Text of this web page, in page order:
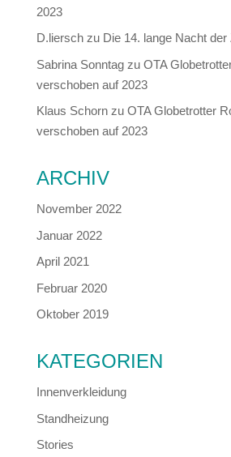
2023
D.lierschzu Die 14. lange Nacht der
Sabrina Sonntagzu OTA
verschoben auf 2023
Klaus Schornzu OTA Globetrotter
verschoben auf 2023
ARCHIV
November 2022
Januar 2022
April 2021
Februar 2020
Oktober 2019
KATEGORIEN
Innenverkleidung
Standheizung
Stories